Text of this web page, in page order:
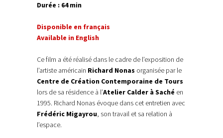
Durée : 64 min
Disponible en français
Available in English
Ce film a été réalisé dans le cadre de l’exposition de
l’artiste américain Richard Nonas organisée par le
Centre de Création Contemporaine de Tours
lors de sa résidence à l’Atelier Calder à Saché en
1995. Richard Nonas évoque dans cet entretien avec
Frédéric Migayrou, son travail et sa relation à
l’espace.